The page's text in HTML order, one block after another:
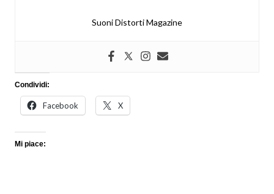
Suoni Distorti Magazine
Condividi:
Facebook X
Mi piace: